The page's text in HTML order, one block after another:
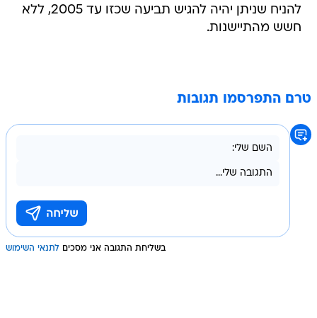
להניח שניתן יהיה להגיש תביעה שכזו עד 2005, ללא
חשש מהתיישנות.
טרם התפרסמו תגובות
בשליחת התגובה אני מסכים לתנאי השימוש